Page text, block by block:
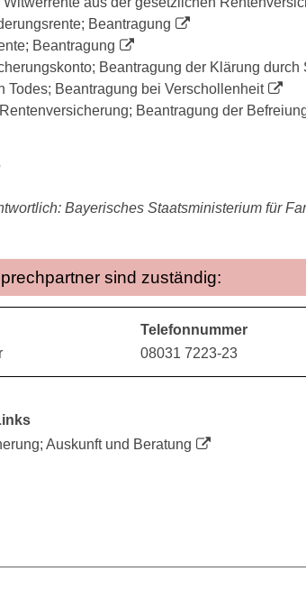
Beantragung
Beantragung
Beantragung der Klärung
Todes; Beantragung bei Verschollenheit
Beantragung der
Bayerisches Staatsministerium für
sind zuständig:
Telefonnummer
08031 7223-23
Auskunft und Beratung